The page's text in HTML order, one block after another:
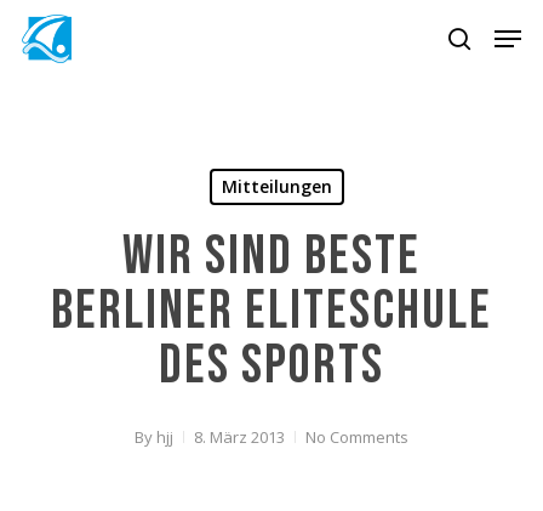
Skip
search
Mitteilungen
Wir sind beste
Berliner Eliteschule
des Sports
By hjj 8. März 2013 No Comments